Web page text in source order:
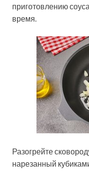
приготовлению
время.
Разогрейте
нарезанный